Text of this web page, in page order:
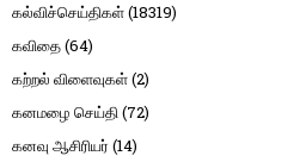
கல்விச்செய்திகள்(18319)
கவிதை(64)
கற்றல் விளைவுகள்(2)
கனமழை செய்தி(72)
கனவு ஆசிரியர் (14)